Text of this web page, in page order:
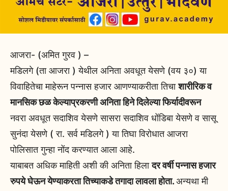
आजरा- (अमित गुरव ) –
मडिलगे (ता आजरा ) येथील अनिता अवधूत येसणे (वय ३०) या
विवाहितेचा माहेरून पन्नास हजार आणण्याकरीता तिचाशारीरिक व
मानसिक छळ केल्याप्रकरणी अनिता हिने दिलेल्या फिर्यादीवरून
नवरा अवधूत सदाशिव येसणे सासरा सदाशिव धोंडिबा येसणे व सासू
सुनंदा येसणे ( रा. सर्व मडिलगे ) या तिघा विरोधात आजरा
पोलिसात गुन्हा नोंद करण्यात आला आहे.
याबाबत अधिक माहिती अशी की अनिता हिलादर वर्षी पन्नास हजार
रुपये घेऊन येण्याकरता तिच्याकडे तगादा लावला होता.अन्यथा मी